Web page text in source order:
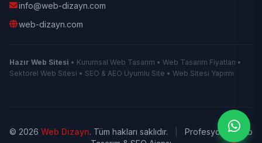
info@web-dizayn.com
web-dizayn.com
Hazır Web Sitesi • Kurumsal Web Tasarım • Web Tasarım Fiyatları •
Sektörel Web Sitesi • SEO & AEO Uyumlu Site • Web Sitesi Yapımı
© 2026 Web Dizayn. Tüm hakları saklıdır.
Profesyonel Web